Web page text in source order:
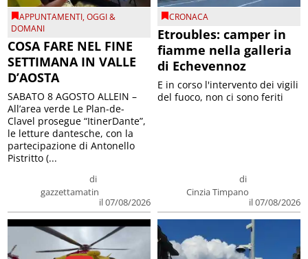
APPUNTAMENTI,OGGI &
DOMANI
COSA FARE NEL FINE
SETTIMANA IN VALLE
D’AOSTA
di
gazzettamatin
il 07/08/2026
SABATO 8 AGOSTO ALLEIN –
All’area verde Le Plan-de-
Clavel prosegue “ItinerDante”,
le letture dantesche, con la
partecipazione di Antonello
Pistritto (...
CRONACA
Etroubles: camper in
fiamme nella galleria
di Echevennoz
di
Cinzia Timpano
il 07/08/2026
E in corso l'intervento dei vigili
del fuoco, non ci sono feriti